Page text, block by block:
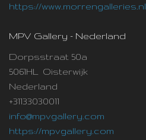
https://www.morrengalleries.nl
MPV Gallery - Nederland
Dorpsstraat 50a
5061HL Oisterwijk
Nederland
+31133030011
info@mpvgallery.com
https://mpvgallery.com